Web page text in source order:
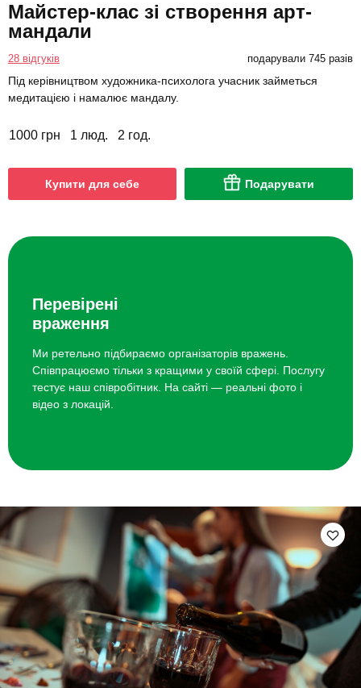
Майстер-клас зі створення арт-
мандали
28 відгуків подарували 745 разів
Під керівництвом художника-психолога учасник займеться
медитацією і намалює мандалу.
1000 грн 1 люд. 2 год.
Купити для себе Подарувати
Перевірені
враження
Ми ретельно підбираємо організаторів вражень.
Співпрацюємо тільки з кращими у своїй сфері. Послугу
тестує наш співробітник. На сайті — реальні фото і
відео з локацій.